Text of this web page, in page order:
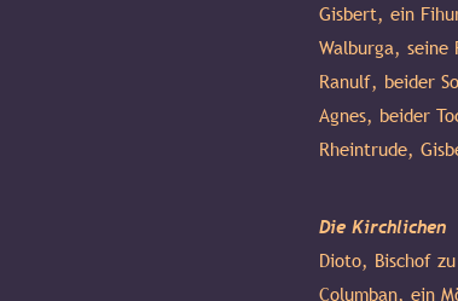
Gisbert, ein
Walburga, seine
Ranulf, beider
Agnes, beider
Rheintrude,
Die Kirchlichen
Dioto, Bischof
Columban, ein